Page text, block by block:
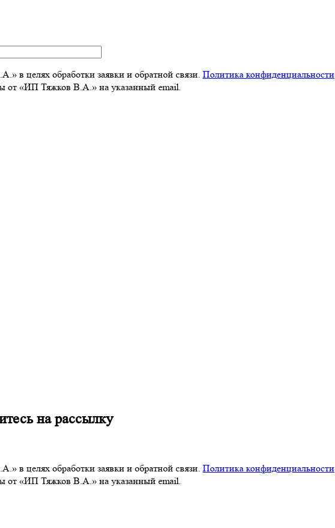
в целях обработки заявки и обратной связи. Политика конфиденциальности
от «ИП Тяжков В.А.» на указанный email.
на рассылку
в целях обработки заявки и обратной связи. Политика конфиденциальности
от «ИП Тяжков В.А.» на указанный email.